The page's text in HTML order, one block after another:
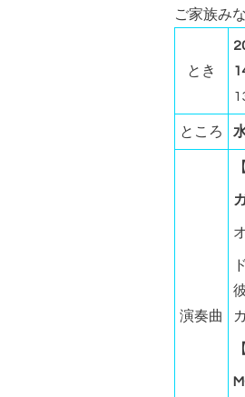
ご家族み
とき
ところ
演奏曲